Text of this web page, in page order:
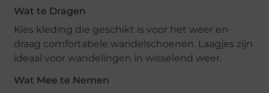
Wat te Dragen
Kies kleding die geschikt is voor het weer en
draag comfortabele wandelschoenen. Laagjes zijn
ideaal voor wandelingen in wisselend weer.
Wat Mee te Nemen